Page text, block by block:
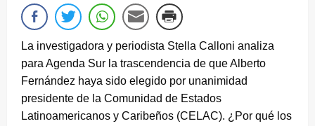
La investigadora y periodista Stella Calloni analiza
para Agenda Sur la trascendencia de que Alberto
Fernández haya sido elegido por unanimidad
presidente de la Comunidad de Estados
Latinoamericanos y Caribeños (CELAC). ¿Por qué los